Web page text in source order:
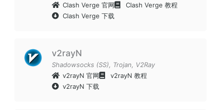
Clash Verge 官网
Clash Verge 教程
Clash Verge 下载
v2rayN
Shadowsocks (SS), Trojan, V2Ray
v2rayN 官网
v2rayN 教程
v2rayN 下载